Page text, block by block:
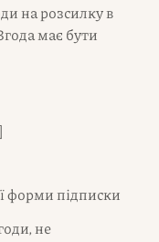
на розсилку в
має бути
форми підписки
не